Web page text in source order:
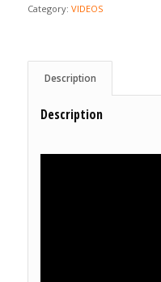
Category: VIDEOS
Description
Description